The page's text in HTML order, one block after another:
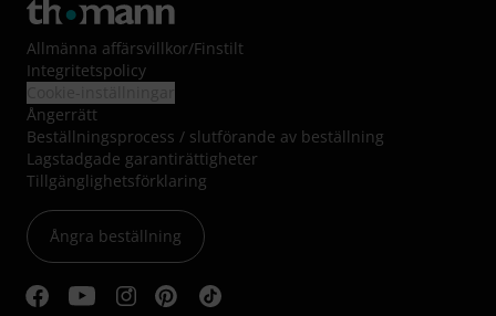
Allmänna affärsvillkor/Finstilt
Integritetspolicy
Ångerrätt
Beställningsprocess / slutförande av beställning
Lagstadgade garantirättigheter
Tillgänglighetsförklaring
Ångra beställning